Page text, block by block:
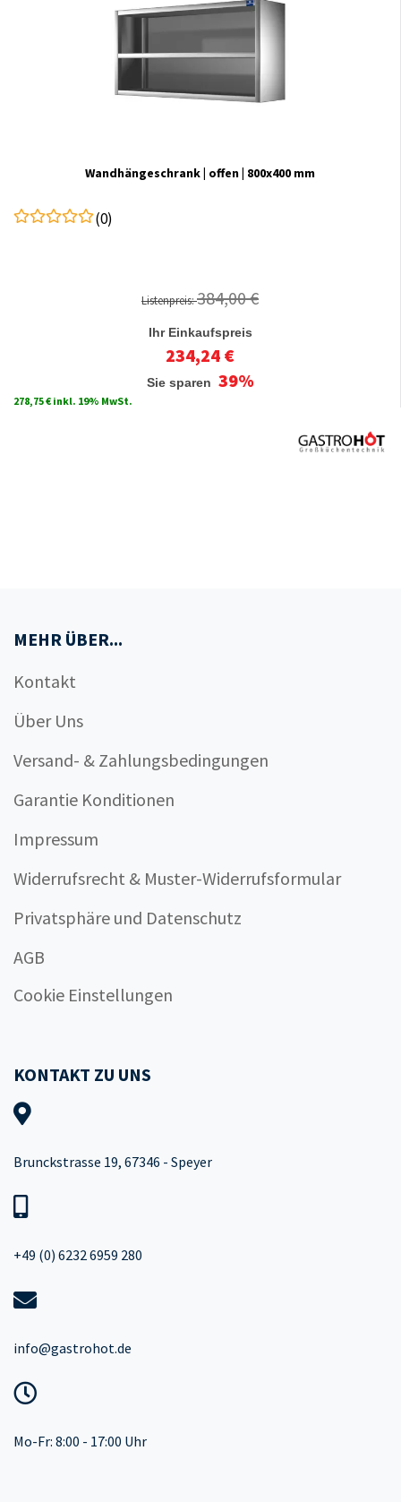
Wandhängeschrank | offen | 800x400 mm
(0)
Listenpreis:384,00 €
Ihr Einkaufspreis
234,24 €
Sie sparen 39%
278,75 € inkl. 19% MwSt.
MEHR ÜBER...
Kontakt
Über Uns
Versand- & Zahlungsbedingungen
Garantie Konditionen
Impressum
Widerrufsrecht & Muster-Widerrufsformular
Privatsphäre und Datenschutz
AGB
Cookie Einstellungen
KONTAKT ZU UNS
Brunckstrasse 19, 67346 - Speyer
+49 (0) 6232 6959 280
info@gastrohot.de
Mo-Fr: 8:00 - 17:00 Uhr